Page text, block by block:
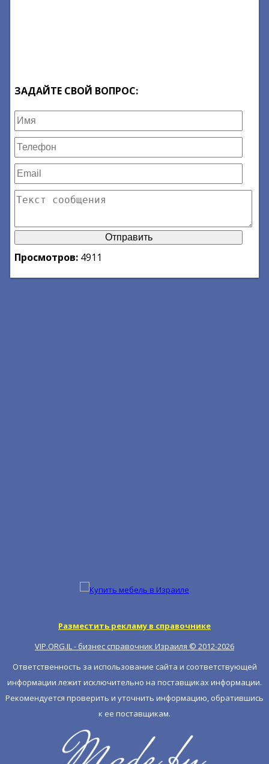
ЗАДАЙТЕ СВОЙ ВОПРОС:
Просмотров: 4911
Разместить рекламу в справочнике
VIP.ORG.IL - бизнес справочник Израиля © 2012-2026
Ответственность за использование сайта и соответствующей
информации лежит исключительно на поставщиках информации.
Рекомендуется проверить и уточнить информацию, обратившись
к ее поставщикам.